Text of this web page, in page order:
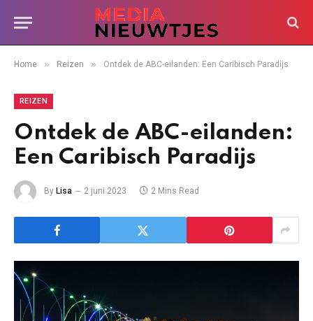
Home » Reizen » Ontdek de ABC-eilanden: Een Caribisch Paradijs
REIZEN
Ontdek de ABC-eilanden:
Een Caribisch Paradijs
By Lisa 2 juni 2023 2 Mins Read